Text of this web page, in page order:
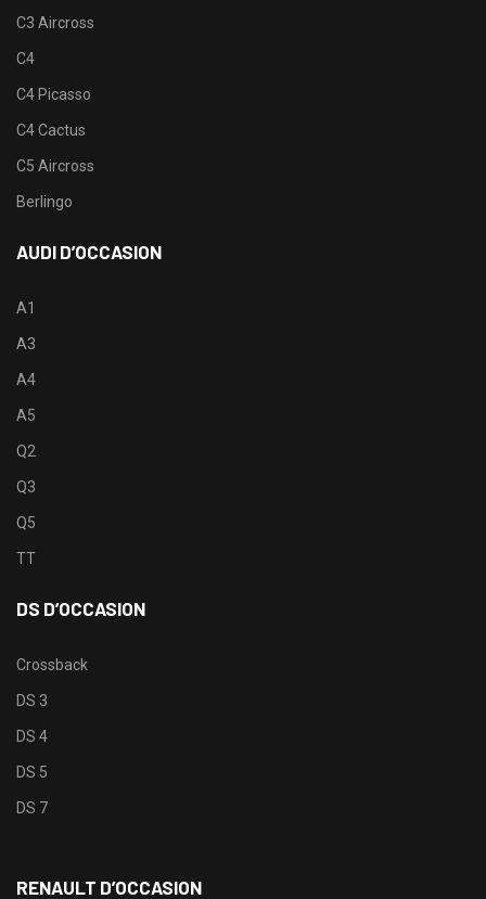
C3 Aircross
C4
C4 Picasso
C4 Cactus
C5 Aircross
Berlingo
AUDI D’OCCASION
A1
A3
A4
A5
Q2
Q3
Q5
TT
DS D’OCCASION
Crossback
DS 3
DS 4
DS 5
DS 7
RENAULT D’OCCASION